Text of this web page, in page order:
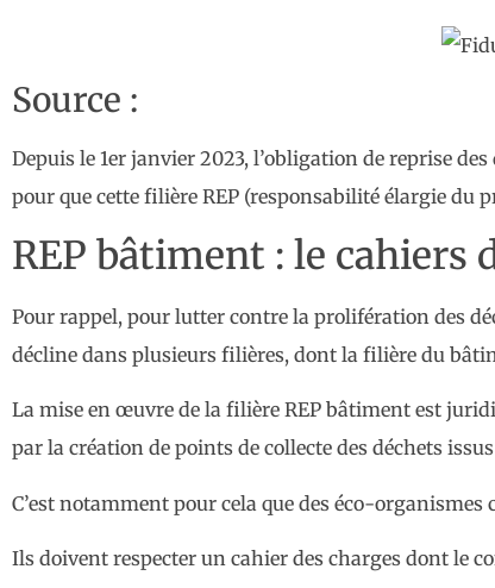
Source :
Depuis le 1er janvier 2023, l’obligation de reprise
pour que cette filière REP (responsabilité élargie du
REP bâtiment : le cahiers
Pour rappel, pour lutter contre la prolifération des
décline dans plusieurs filières, dont la filière du
La mise en œuvre de la filière REP bâtiment est
par la création de points de collecte des déchets
C’est notamment pour cela que des éco-
Ils doivent respecter un cahier des charges dont le